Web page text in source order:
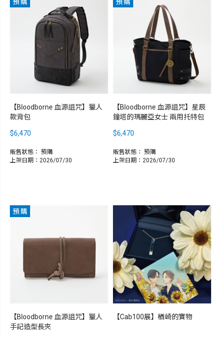
【Bloodborne 血源詛咒】獵人
款背包
$6,470
販售狀態： 預購
上架日期：2026/07/30
【Bloodborne 血源詛咒】星辰
鐘塔的瑪麗亞女士 兩用托特包
$6,470
販售狀態： 預購
上架日期：2026/07/30
【Bloodborne 血源詛咒】獵人
手記造型長夾
【Cab100展】楢崎的寶物